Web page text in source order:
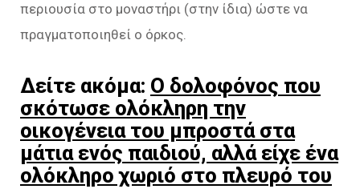
περιουσία στο μοναστήρι (στην ίδια) ώστε να
πραγματοποιηθεί ο όρκος.
Δείτε ακόμα: O δολοφόνος που
σκότωσε ολόκληρη την
οικογένεια του μπροστά στα
μάτια ενός παιδιού, αλλά είχε ένα
ολόκληρο χωριό στο πλευρό του